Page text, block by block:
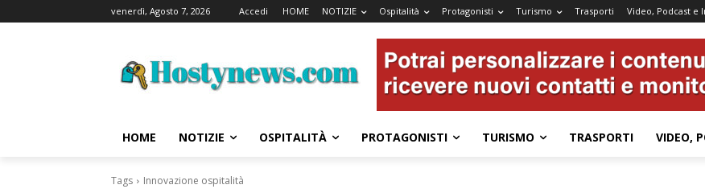
venerdì, Agosto 7, 2026 Accedi HOME NOTIZIE Ospitalità Protagonisti Turismo Trasporti Video, Podcast e
HOME NOTIZIE OSPITALITÀ PROTAGONISTI TURISMO TRASPORTI VIDEO,
Tags Innovazione ospitalità